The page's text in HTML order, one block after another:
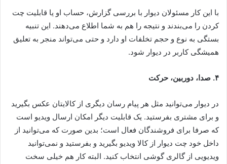
با این کار مسئولان دیوار با بررسی گزارش، حساب او یا قابلیت چت
کردن را می‌بندند و نتیجه را هم به شما اطلاع می‌دهند. این تنبیه
بستگی به نوع و حجم تخلفات او دارد و حتی می‌تواند منجر به تعلیق
همیشگی کاربر در دیوار شود.
۴. صدا، دوربین، حرکت
در دیوار می‌توانید مثل هر پیام رسان دیگری از کالایتان عکس بگیرید
و برای مشتری بفرستید. یک قابلیت دیگر امکان ارسال ویدیو است
که صرفا برای فروشندگان فعال است؛ بدین صورت که می‌توانید از
داخل خود چت دیوار از کالا ویدیو بگیرید و بفرستید و نمی‌توانید
ویدیویی از گالری گوشی انتخاب کنید. البته کار هم خیلی سخت